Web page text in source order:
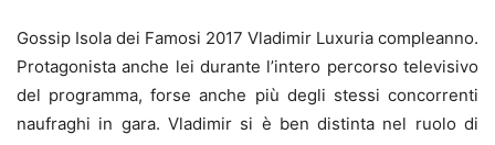
Gossip Isola dei Famosi 2017 Vladimir Luxuria compleanno.
Protagonista anche lei durante l’intero percorso televisivo
del programma, forse anche più degli stessi concorrenti
naufraghi in gara. Vladimir si è ben distinta nel ruolo di